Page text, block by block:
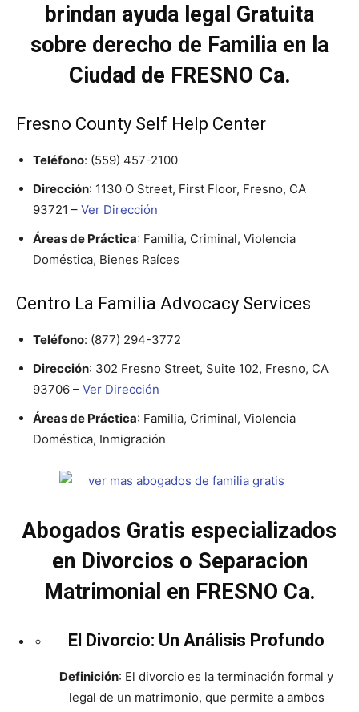
brindan ayuda legal Gratuita
sobre derecho de Familia en la
Ciudad de FRESNO Ca.
Fresno County Self Help Center
Teléfono: (559) 457-2100
Dirección: 1130 O Street, First Floor, Fresno, CA
93721 – Ver Dirección
Áreas de Práctica: Familia, Criminal, Violencia
Doméstica, Bienes Raíces
Centro La Familia Advocacy Services
Teléfono: (877) 294-3772
Dirección: 302 Fresno Street, Suite 102, Fresno, CA
93706 – Ver Dirección
Áreas de Práctica: Familia, Criminal, Violencia
Doméstica, Inmigración
Abogados Gratis especializados
en Divorcios o Separacion
Matrimonial en FRESNO Ca.
El Divorcio: Un Análisis Profundo
Definición: El divorcio es la terminación formal y
legal de un matrimonio, que permite a ambos